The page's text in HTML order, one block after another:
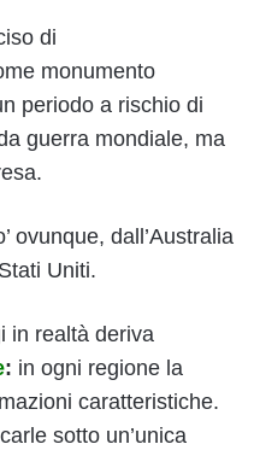
di
monumento
periodo a rischio di
guerra mondiale, ma
ovunque, dall’Australia
Uniti.
in realtà deriva
: in ogni regione la
caratteristiche.
sotto un’unica